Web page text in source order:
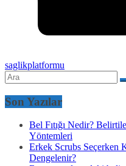
saglikplatformu
Son Yazılar
Bel Fıtığı Nedir?
Yöntemleri
Erkek Scrubs Seçerken
Dengelenir?